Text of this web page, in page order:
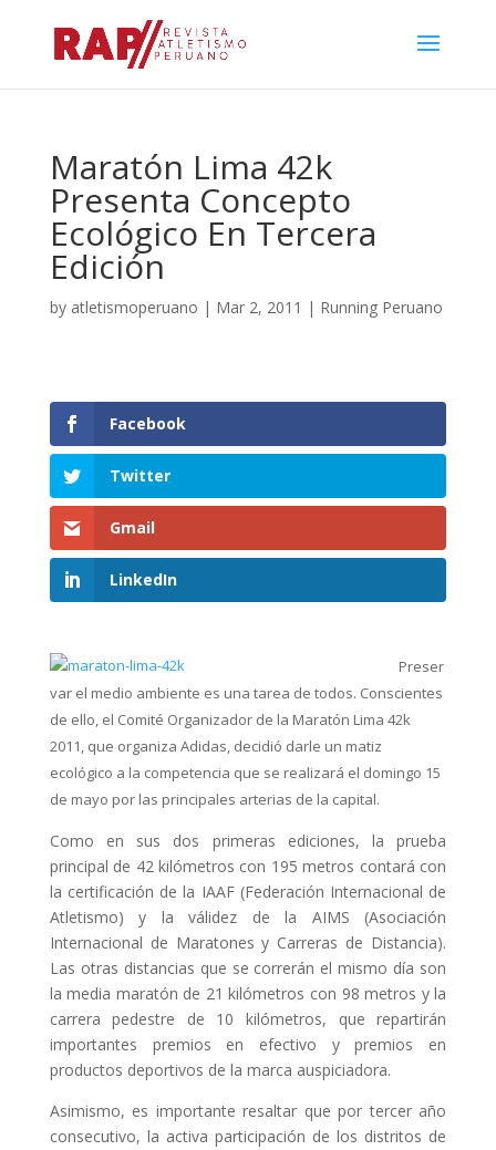
Maratón Lima 42k
Presenta Concepto
Ecológico En Tercera
Edición
by atletismoperuano | Mar 2, 2011 | Running Peruano
Facebook
Twitter
Gmail
LinkedIn
Preser
var el medio ambiente es una tarea de todos. Conscientes
de ello, el Comité Organizador de la Maratón Lima 42k
2011, que organiza Adidas, decidió darle un matiz
ecológico a la competencia que se realizará el domingo 15
de mayo por las principales arterias de la capital.
Como en sus dos primeras ediciones, la prueba
principal de 42 kilómetros con 195 metros contará con
la certificación de la IAAF (Federación Internacional de
Atletismo) y la válidez de la AIMS (Asociación
Internacional de Maratones y Carreras de Distancia).
Las otras distancias que se correrán el mismo día son
la media maratón de 21 kilómetros con 98 metros y la
carrera pedestre de 10 kilómetros, que repartirán
importantes premios en efectivo y premios en
productos deportivos de la marca auspiciadora.
Asimismo, es importante resaltar que por tercer año
consecutivo, la activa participación de los distritos de